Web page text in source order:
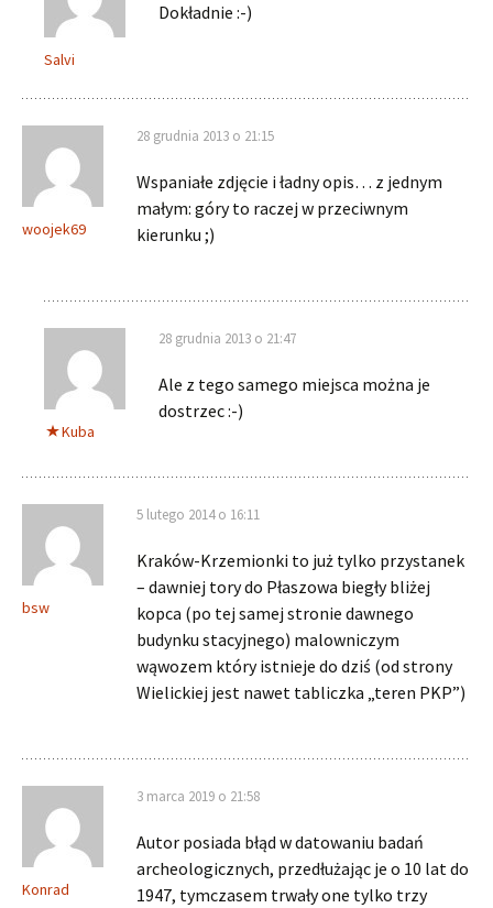
Salvi
Dokładnie :-)
woojek69
28 grudnia 2013 o 21:15
Wspaniałe zdjęcie i ładny opis… z jednym
małym: góry to raczej w przeciwnym
kierunku ;)
Kuba
28 grudnia 2013 o 21:47
Ale z tego samego miejsca można je
dostrzec :-)
bsw
5 lutego 2014 o 16:11
Kraków-Krzemionki to już tylko przystanek
– dawniej tory do Płaszowa biegły bliżej
kopca (po tej samej stronie dawnego
budynku stacyjnego) malowniczym
wąwozem który istnieje do dziś (od strony
Wielickiej jest nawet tabliczka „teren PKP”)
Konrad
3 marca 2019 o 21:58
Autor posiada błąd w datowaniu badań
archeologicznych, przedłużając je o 10 lat do
1947, tymczasem trwały one tylko trzy